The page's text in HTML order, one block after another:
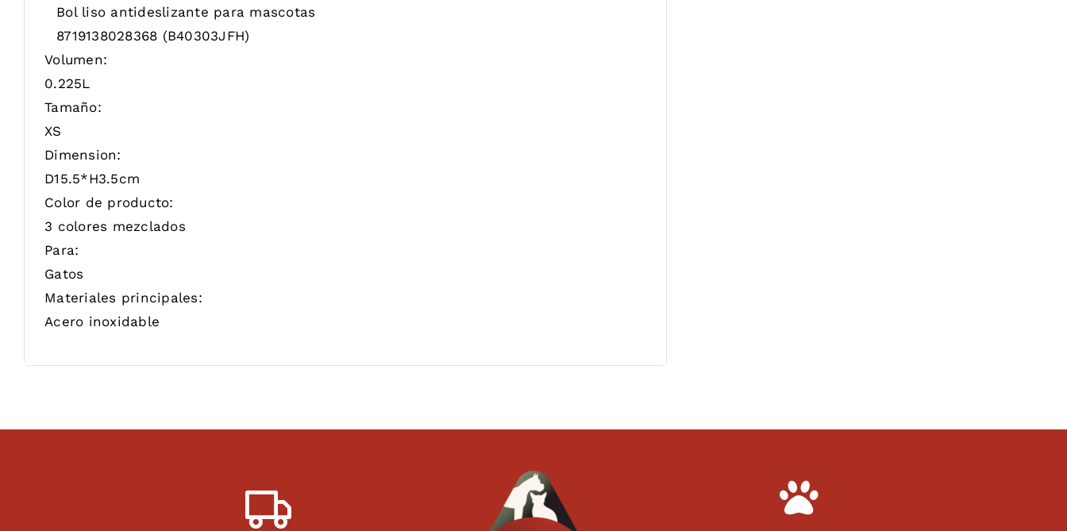
Bol liso antideslizante para mascotas
8719138028368 (B40303JFH)
Volumen:
0.225L
Tamaño:
XS
Dimension:
D15.5*H3.5cm
Color de producto:
3 colores mezclados
Para:
Gatos
Materiales principales:
Acero inoxidable